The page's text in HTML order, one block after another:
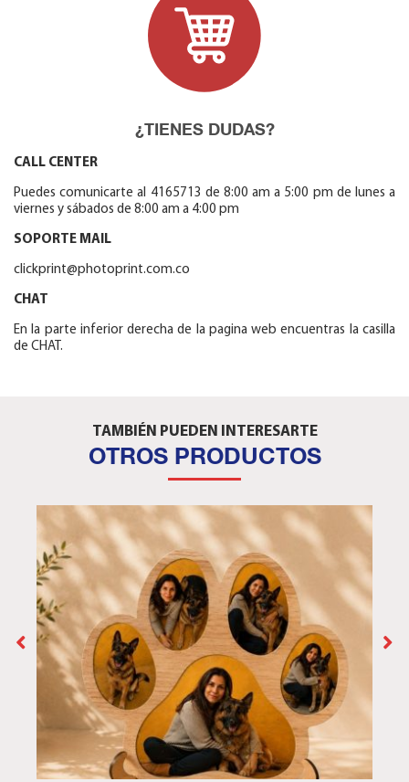
¿TIENES DUDAS?
CALL CENTER
Puedes comunicarte al 4165713 de 8:00 am a 5:00 pm de lunes a
viernes y sábados de 8:00 am a 4:00 pm
SOPORTE MAIL
clickprint@photoprint.com.co
CHAT
En la parte inferior derecha de la pagina web encuentras la casilla
de CHAT.
TAMBIÉN PUEDEN INTERESARTE
OTROS PRODUCTOS